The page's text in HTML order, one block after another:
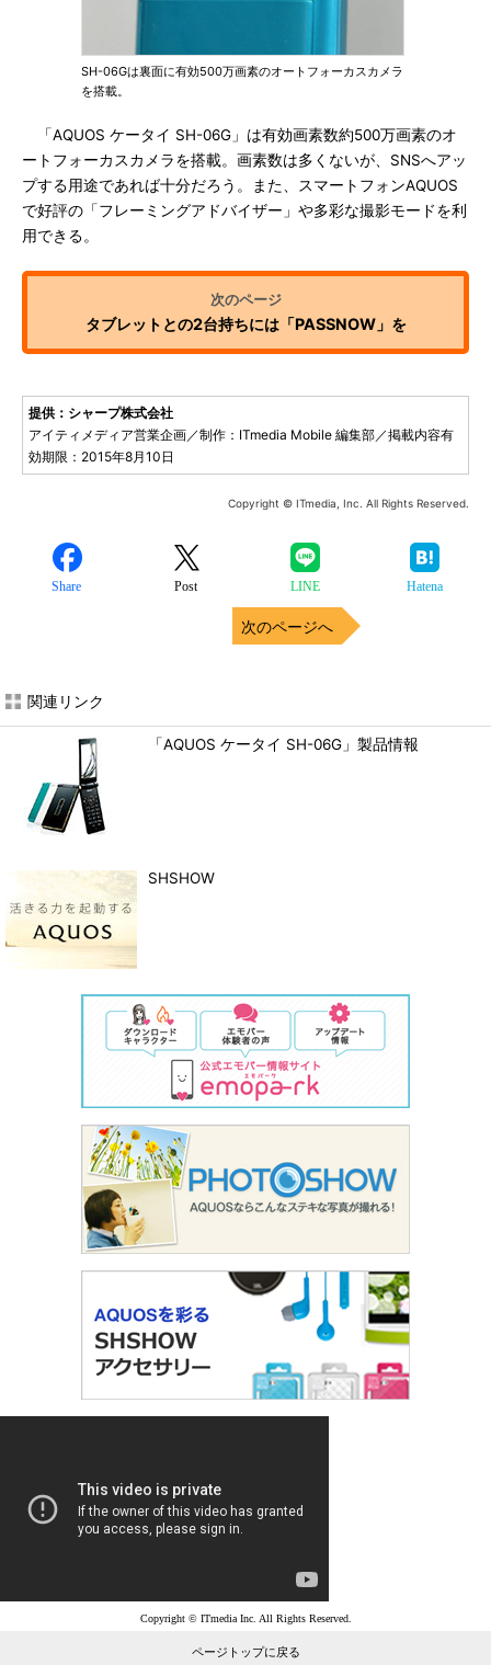
SH-06Gは裏面に有効500万画素のオートフォーカスカメラ
を搭載。
「AQUOS ケータイ SH-06G」は有効画素数約500万画素のオ
ートフォーカスカメラを搭載。画素数は多くないが、SNSへアッ
プする用途であれば十分だろう。また、スマートフォンAQUOS
で好評の「フレーミングアドバイザー」や多彩な撮影モードを利
用できる。
タブレットとの2台持ちには「PASSNOW」を
提供：シャープ株式会社
アイティメディア営業企画／制作：ITmedia Mobile 編集部／掲載内容有
効期限：2015年8月10日
Copyright © ITmedia, Inc. All Rights Reserved.
Share Post LINE Hatena
次のページへ
関連リンク
「AQUOS ケータイ SH-06G」製品情報
SHSHOW
Copyright © ITmedia Inc. All Rights Reserved.
ページトップに戻る